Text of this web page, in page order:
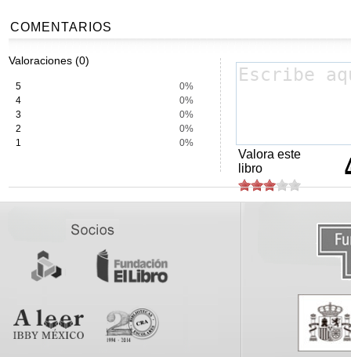
COMENTARIOS
Valoraciones (0)
5
0%
4
0%
3
0%
2
0%
1
0%
Valora este
libro